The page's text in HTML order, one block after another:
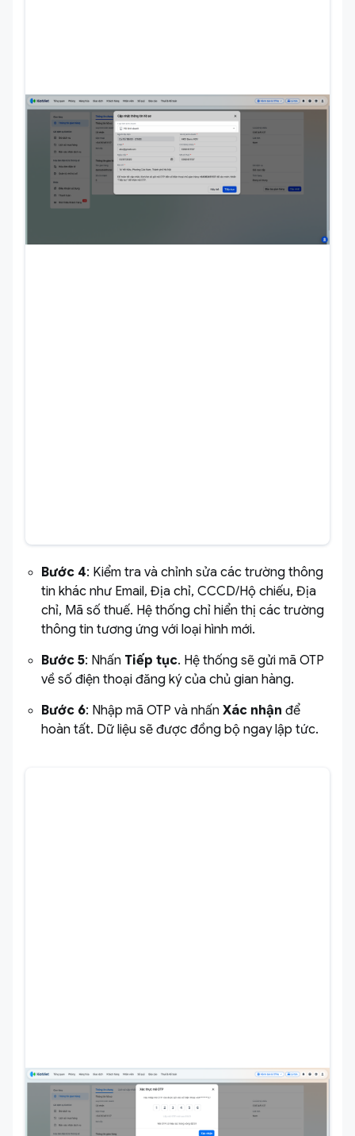
Bước 4: Kiểm tra và chỉnh sửa các trường thông
tin khác như Email, Địa chỉ, CCCD/Hộ chiếu, Địa
chỉ, Mã số thuế. Hệ thống chỉ hiển thị các trường
thông tin tương ứng với loại hình mới.
Bước 5: Nhấn Tiếp tục. Hệ thống sẽ gửi mã OTP
về số điện thoại đăng ký của chủ gian hàng.
Bước 6: Nhập mã OTP và nhấn Xác nhận để
hoàn tất. Dữ liệu sẽ được đồng bộ ngay lập tức.